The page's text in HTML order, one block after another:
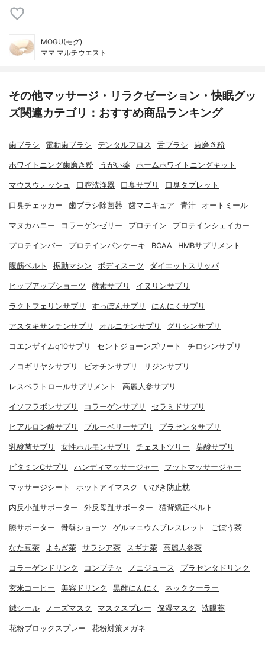
MOGU(モグ)
ママ マルチウエスト
その他マッサージ・リラクゼーション・快眠グッ
ズ関連カテゴリ：おすすめ商品ランキング
歯ブラシ 電動歯ブラシ デンタルフロス 舌ブラシ 歯磨き粉
ホワイトニング歯磨き粉 うがい薬 ホームホワイトニングキット
マウスウォッシュ 口腔洗浄器 口臭サプリ 口臭タブレット
口臭チェッカー 歯ブラシ除菌器 歯マニキュア 青汁 オートミール
マヌカハニー コラーゲンゼリー プロテイン プロテインシェイカー
プロテインバー プロテインパンケーキ BCAA HMBサプリメント
腹筋ベルト 振動マシン ボディスーツ ダイエットスリッパ
ヒップアップショーツ 酵素サプリ イヌリンサプリ
ラクトフェリンサプリ すっぽんサプリ にんにくサプリ
アスタキサンチンサプリ オルニチンサプリ グリシンサプリ
コエンザイムq10サプリ セントジョーンズワート チロシンサプリ
ノコギリヤシサプリ ビオチンサプリ リジンサプリ
レスベラトロールサプリメント 高麗人参サプリ
イソフラボンサプリ コラーゲンサプリ セラミドサプリ
ヒアルロン酸サプリ ブルーベリーサプリ プラセンタサプリ
乳酸菌サプリ 女性ホルモンサプリ チェストツリー 葉酸サプリ
ビタミンCサプリ ハンディマッサージャー フットマッサージャー
マッサージシート ホットアイマスク いびき防止枕
内反小趾サポーター 外反母趾サポーター 猫背矯正ベルト
膝サポーター 骨盤ショーツ ゲルマニウムブレスレット ごぼう茶
なた豆茶 よもぎ茶 サラシア茶 スギナ茶 高麗人参茶
コラーゲンドリンク コンブチャ ノニジュース プラセンタドリンク
玄米コーヒー 美容ドリンク 黒酢にんにく ネッククーラー
鍼シール ノーズマスク マスクスプレー 保湿マスク 洗眼薬
花粉ブロックスプレー 花粉対策メガネ